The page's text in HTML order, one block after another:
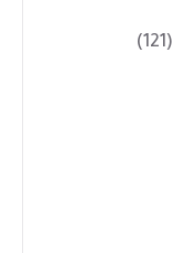
(121)